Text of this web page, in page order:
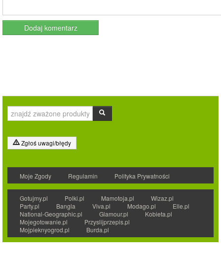
Zgłoś uwagi/błędy
Moje Zgody Regulamin Polityka Prywatności
Gotujmy.pl Polki.pl Mamotoja.pl
Wizaz.pl
Party.pl
Bangla Viva.pl Modago.pl
Elle.pl
National-Geographic.pl
Glamour.pl
Kobieta.pl
Mojegotowanie.pl
Przyslijprzepis.pl
Mojpieknyogrod.pl
Burda.pl